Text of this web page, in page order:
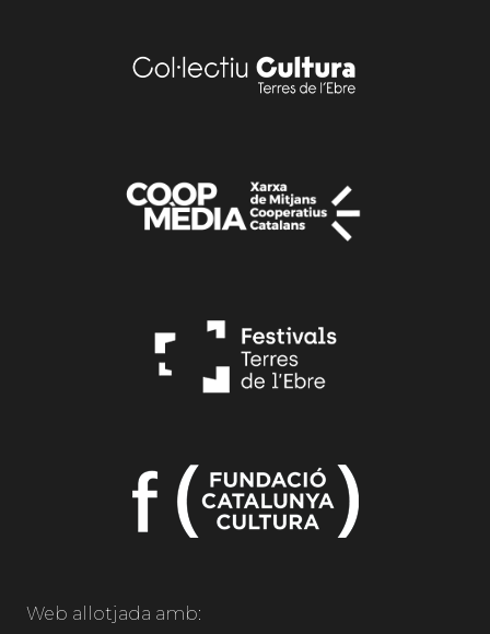
Web allotjada amb: